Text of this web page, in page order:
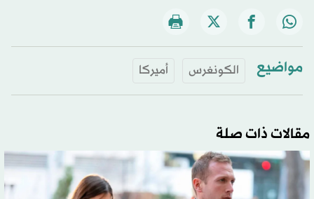
مواضيع الكونغرس أميركا
مقالات ذات صلة